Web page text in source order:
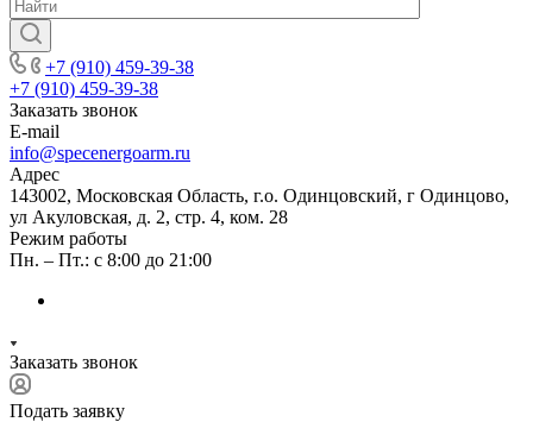
+7 (910) 459-39-38
+7 (910) 459-39-38
Заказать звонок
E-mail
info@specenergoarm.ru
Адрес
143002, Московская Область, г.о. Одинцовский, г Одинцово,
ул Акуловская, д. 2, стр. 4, ком. 28
Режим работы
Пн. – Пт.: с 8:00 до 21:00
Заказать звонок
Подать заявку